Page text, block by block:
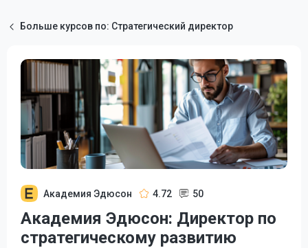
Больше курсов по: Стратегический директор
Академия Эдюсон 4.72 50
Академия Эдюсон: Директор по
стратегическому развитию